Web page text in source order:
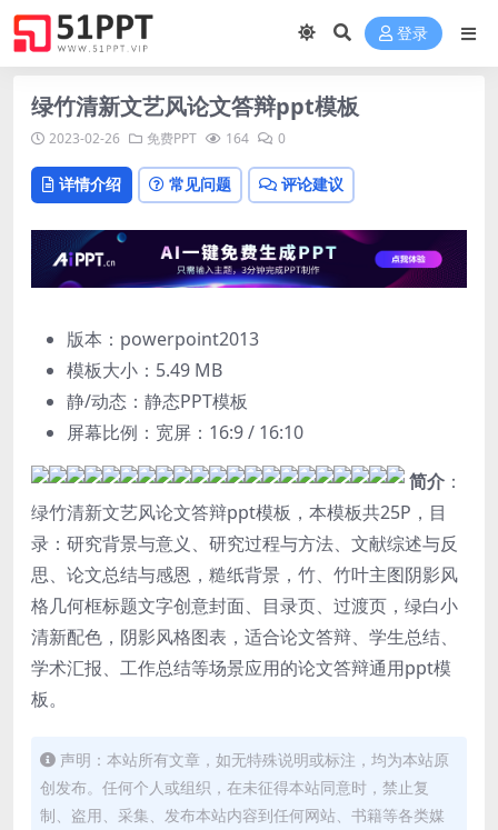
登录
绿竹清新文艺风论文答辩ppt模板
2023-02-26 免费PPT 164 0
详情介绍 常见问题 评论建议
版本：powerpoint2013
模板大小： 5.49 MB
静/动态：静态PPT模板
屏幕比例：宽屏：16:9 / 16:10
简介 ：
绿竹清新文艺风论文答辩ppt模板，本模板共25P，目
录：研究背景与意义、研究过程与方法、文献综述与反
思、论文总结与感恩，糙纸背景，竹、竹叶主图阴影风
格几何框标题文字创意封面、目录页、过渡页，绿白小
清新配色，阴影风格图表，适合论文答辩、学生总结、
学术汇报、工作总结等场景应用的论文答辩通用ppt模
板。
声明：本站所有文章，如无特殊说明或标注，均为本站原
创发布。任何个人或组织，在未征得本站同意时，禁止复
制、盗用、采集、发布本站内容到任何网站、书籍等各类媒